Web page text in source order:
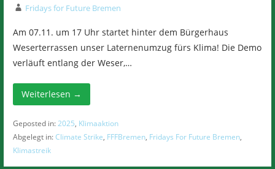
Fridays for Future Bremen
Am 07.11. um 17 Uhr startet hinter dem Bürgerhaus
Weserterrassen unser Laternenumzug fürs Klima! Die Demo
verläuft entlang der Weser,…
Weiterlesen →
Geposted in:2025, Klimaaktion
Abgelegt in:Climate Strike, FFFBremen, Fridays For Future Bremen,
Klimastreik